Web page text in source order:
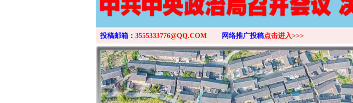
投稿邮箱： 3555333776@QQ.COM 网络推广投稿点击进入>>>